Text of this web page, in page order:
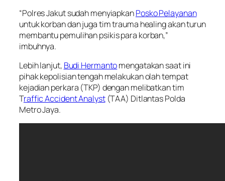
“Polres Jakut sudah menyiapkanPosko Pelayanan
untuk korban dan juga tim trauma healing akan turun
membantu pemulihan psikis para korban,”
imbuhnya.
Lebih lanjut, Budi Hermantomengatakan saat ini
pihak kepolisian tengah melakukan olah tempat
kejadian perkara (TKP) dengan melibatkan tim
Traffic Accident Analyst(TAA) Ditlantas Polda
Metro Jaya.